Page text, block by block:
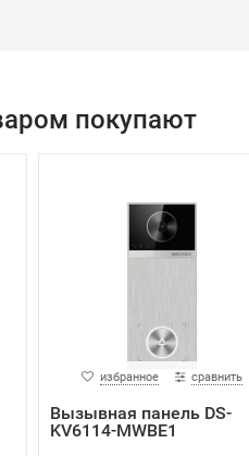
покупают
избранное сравнить
Вызывная панель DS-
KV6114-MWBE1